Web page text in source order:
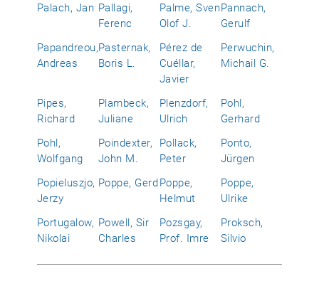
Palach, Jan Pallagi,
Ferenc
Palme, Sven
Olof J.
Pannach,
Gerulf
Papandreou,
Andreas
Pasternak,
Boris L.
Pérez de
Cuéllar,
Javier
Perwuchin,
Michail G.
Pipes,
Richard
Plambeck,
Juliane
Plenzdorf,
Ulrich
Pohl,
Gerhard
Pohl,
Wolfgang
Poindexter,
John M.
Pollack,
Peter
Ponto,
Jürgen
Popieluszjo,
Jerzy
Poppe, GerdPoppe,
Helmut
Poppe,
Ulrike
Portugalow,
Nikolai
Powell, Sir
Charles
Pozsgay,
Prof. Imre
Proksch,
Silvio